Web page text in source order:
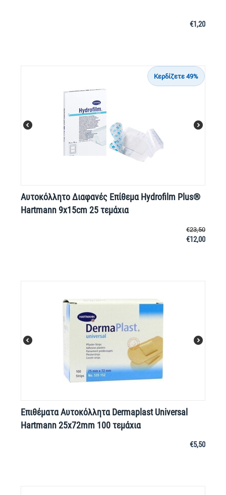
€1,20
Κερδίζετε 49%
Αυτοκόλλητο Διαφανές Επίθεμα Hydrofilm Plus®
Hartmann 9x15cm 25 τεμάχια
€23,50
€12,00
Επιθέματα Aυτοκόλλητα Dermaplast Universal
Hartmann 25x72mm 100 τεμάχια
€5,50